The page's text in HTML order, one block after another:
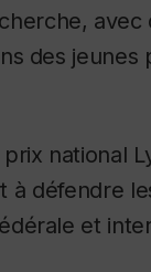
avec
des jeunes
national
à défendre
et